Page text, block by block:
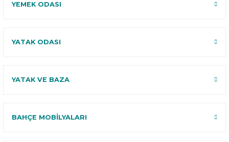
YEMEK ODASI
YATAK ODASI
YATAK VE BAZA
BAHÇE MOBİLYALARI